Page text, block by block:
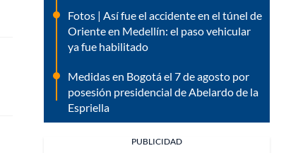
Fotos | Así fue el accidente en el túnel de
Oriente en Medellín: el paso vehicular
ya fue habilitado
Medidas en Bogotá el 7 de agosto por
posesión presidencial de Abelardo de la
Espriella
PUBLICIDAD